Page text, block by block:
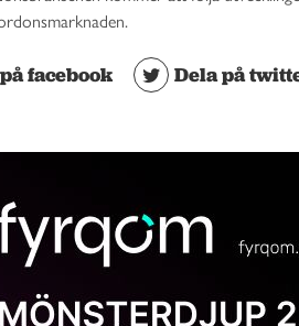
facebook Dela på